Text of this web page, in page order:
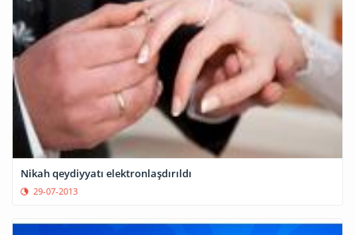
Nikah qeydiyyatı elektronlaşdırıldı
29-07-2013